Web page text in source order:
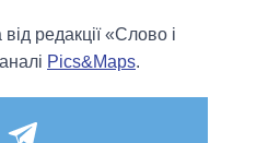
редакції «Слово і
Pics&Maps.